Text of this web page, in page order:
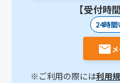
【受付時
24時間
※ご利用の際には利用